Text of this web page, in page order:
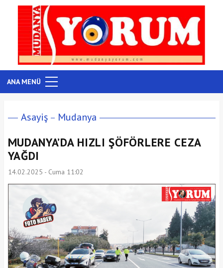
ANA MENÜ
Asayiş Mudanya
MUDANYA’DA HIZLI ŞÖFÖRLERE CEZA
YAĞDI
14.02.2025 - Cuma 11:02